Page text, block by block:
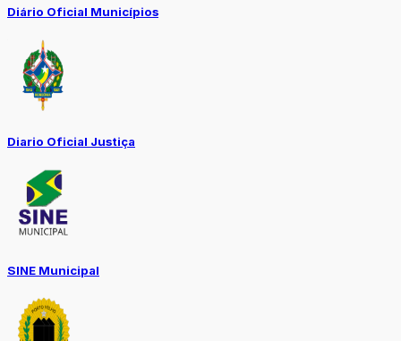
Diário Oficial Municípios
Diario Oficial Justiça
SINE Municipal